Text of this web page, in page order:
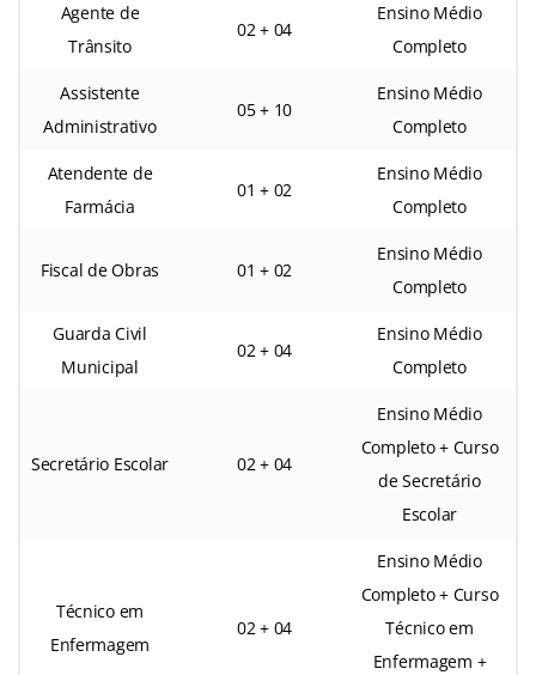
Agente de
Trânsito
02 + 04
Ensino Médio
Completo
Assistente
Administrativo
05 + 10
Ensino Médio
Completo
Atendente de
Farmácia
01 + 02
Ensino Médio
Completo
Fiscal de Obras 01 + 02
Ensino Médio
Completo
Guarda Civil
Municipal
02 + 04
Ensino Médio
Completo
Secretário Escolar 02 + 04
Ensino Médio
Completo + Curso
de Secretário
Escolar
Técnico em
Enfermagem
02 + 04
Ensino Médio
Completo + Curso
Técnico em
Enfermagem +